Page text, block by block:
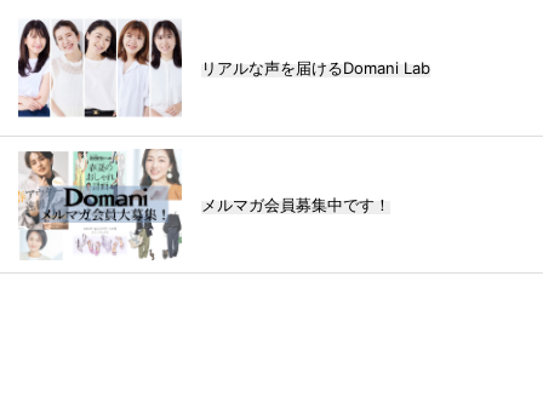
リアルな声を届けるDomani Lab
メルマガ会員募集中です！